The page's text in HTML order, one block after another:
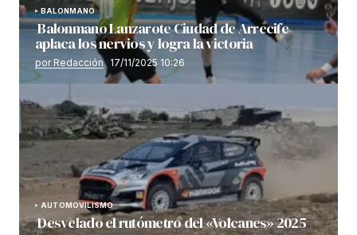
BALONMANO
Balonmano Lanzarote Ciudad de Arrecife
aplaca los nervios y logra la victoria
por Redacción 17/11/2025 10:26
AUTOMOVILISMO
Desvelado el rutómetro del «Volcanes» 2025